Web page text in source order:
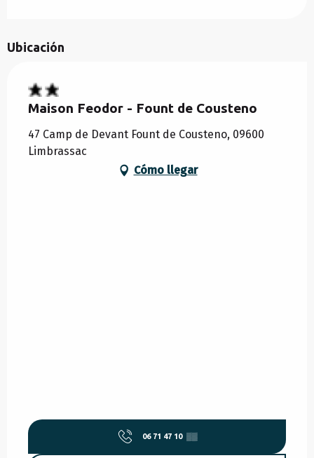
Ubicación
Maison Feodor - Fount de Cousteno
47 Camp de Devant Fount de Cousteno, 09600
Limbrassac
Cómo llegar
06 71 47 10 ▒▒